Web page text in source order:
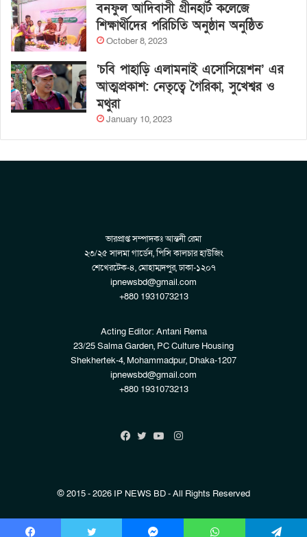
বনফুল আদিবাসী গ্রীনহার্ট কলেজে
শিক্ষার্থীদের পরিচিতি অনুষ্ঠান অনুষ্ঠিত
October 8, 2023
‘চবি পাহাড়ি এলামনাই এসোসিয়েশন’ এর
আত্মপ্রকাশ: নেতৃত্বে গৈরিকা, সুখেশ্বর ও
মথুরা
January 10, 2023
ভারপ্রাপ্ত সম্পাদকঃ আন্তনী রেমা
২৩/২৫ সালমা গার্ডেন, পিসি কালচার হাউজিং
শেখেরটেক-৪, মোহাম্মদপুর, ঢাকা-১২০৭
ipnewsbd@gmail.com
+880 1931073213
Acting Editor: Antani Rema
23/25 Salma Garden, PC Culture Housing
Shekhertek-4, Mohammadpur, Dhaka-1207
ipnewsbd@gmail.com
+880 1931073213
Instagram
© 2015 - 2026 IP NEWS BD - All Rights Reserved